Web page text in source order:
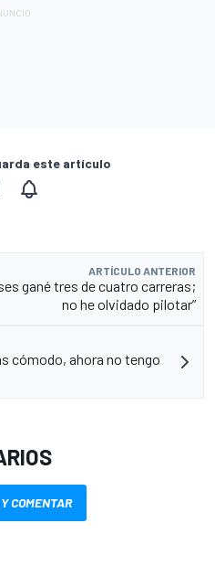
este artículo
ARTÍCULO ANTERIOR
gané tres de cuatro carreras;
no he olvidado pilotar”
cómodo, ahora no tengo
COMENTAR